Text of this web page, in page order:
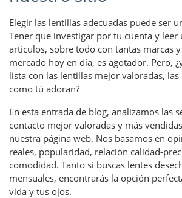
Elegir las lentillas adecuadas puede ser
Tener que investigar por tu cuenta y
artículos, sobre todo con tantas marcas
mercado hoy en día, es agotador. Pero,
lista con las lentillas mejor valoradas,
como tú adoran?
En esta entrada de blog, analizamos las
contacto mejor valoradas y más
nuestra página web. Nos basamos en
reales, popularidad, relación calidad-
comodidad. Tanto si buscas lentes
mensuales, encontrarás la opción
vida y tus ojos.